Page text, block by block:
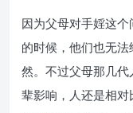
因为父母对手婬这
的时候，他们也无
然。不过父母那几
辈影响，人还是相